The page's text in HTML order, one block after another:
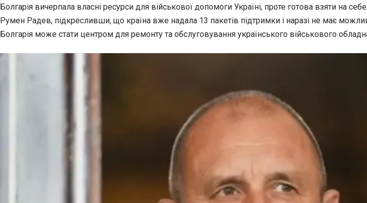
Болгарія вичерпала власні ресурси для військової допомоги Україні, проте готова взяти на
Румен Радев, підкресливши, що країна вже надала 13 пакетів підтримки і наразі не має
Болгарія може стати центром для ремонту та обслуговування українського військового